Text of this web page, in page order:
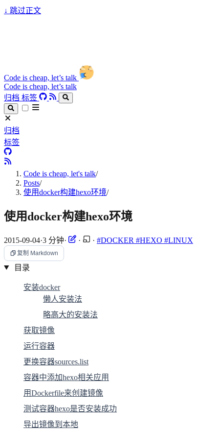
↓ 跳过正文
Code is cheap, let’s talk
Code is cheap, let’s talk
归档 标签
归档
标签
Code is cheap, let's talk/
Posts/
使用docker构建hexo环境/
使用docker构建hexo环境
2015-09-04·3 分钟· · · #DOCKER #HEXO #LINUX
复制 Markdown
目录
安装docker
懒人安装法
略高大的安装法
获取镜像
运行容器
更换容器sources.list
容器中添加hexo相关应用
用Dockerfile来创建镜像
测试容器hexo是否安装成功
导出镜像到本地